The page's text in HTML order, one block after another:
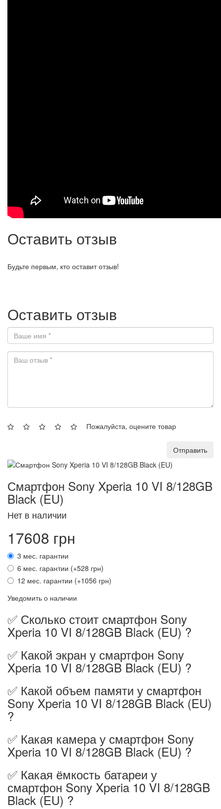
Оставить отзыв
Будьте первым, кто оставит отзыв!
Оставить отзыв
Пожалуйста, оцените товар
Отправить
Смартфон Sony Xperia 10 VI 8/128GB
Black (EU)
Нет в наличии
17608 грн
3 мес. гарантии
6 мес. гарантии (+528 грн)
12 мес. гарантии (+1056 грн)
Уведомить о наличии
✅ Сколько стоит смартфон Sony
Xperia 10 VI 8/128GB Black (EU) ?
✅ Какой экран у смартфон Sony
Xperia 10 VI 8/128GB Black (EU) ?
✅ Какой объем памяти у смартфон
Sony Xperia 10 VI 8/128GB Black (EU)
?
✅ Какая камера у смартфон Sony
Xperia 10 VI 8/128GB Black (EU) ?
✅ Какая ёмкость батареи у
смартфон Sony Xperia 10 VI 8/128GB
Black (EU) ?